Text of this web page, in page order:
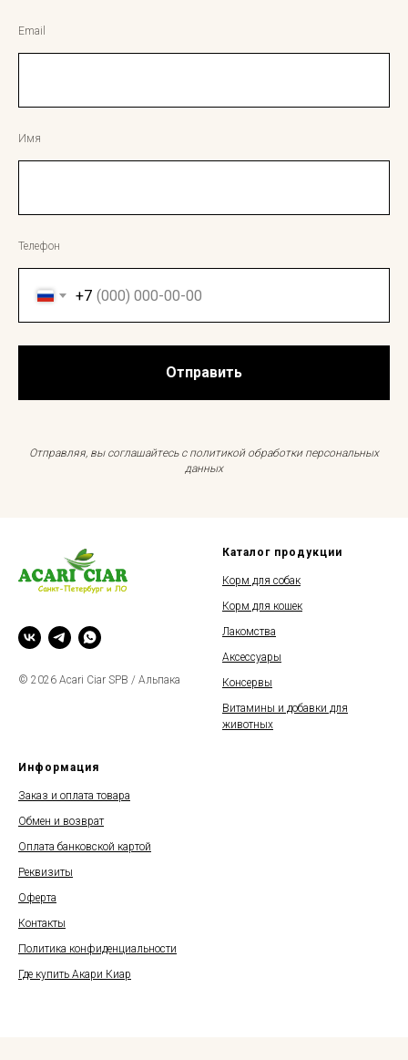
Email
Имя
Телефон
+7
Отправить
Отправляя, вы соглашайтесь с политикой обработки персональных
данных
© 2026 Acari Ciar SPB / Альпака
Каталог продукции
Корм для собак
Корм для кошек
Лакомства
Аксессуары
Консервы
Витамины и добавки для
животных
Информация
Заказ и оплата товара
Обмен и возврат
Оплата банковской картой
Реквизиты
Оферта
Контакты
Политика конфиденциальности
Где купить Акари Киар